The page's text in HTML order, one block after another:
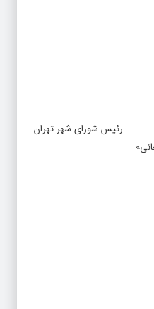
رئیس شورای شهر تهران